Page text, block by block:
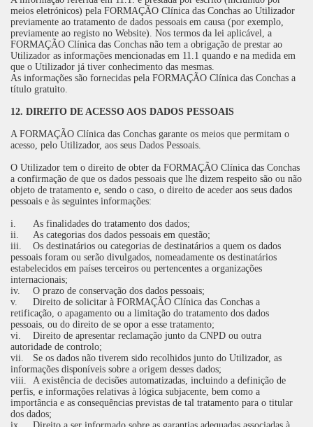
meios eletrónicos) pela FORMAÇÃO Clínica das Conchas ao Utilizador
previamente ao tratamento de dados pessoais em causa (por exemplo,
previamente ao registo no Website). Nos termos da lei aplicável, a
FORMAÇÃO Clínica das Conchas não tem a obrigação de prestar ao
Utilizador as informações mencionadas em 11.1 quando e na medida em
que o Utilizador já tiver conhecimento das mesmas.
As informações são fornecidas pela FORMAÇÃO Clínica das Conchas a
título gratuito.
12. DIREITO DE ACESSO AOS DADOS PESSOAIS
A FORMAÇÃO Clínica das Conchas garante os meios que permitam o
acesso, pelo Utilizador, aos seus Dados Pessoais.
O Utilizador tem o direito de obter da FORMAÇÃO Clínica das Conchas
a confirmação de que os dados pessoais que lhe dizem respeito são ou não
objeto de tratamento e, sendo o caso, o direito de aceder aos seus dados
pessoais e às seguintes informações:
i.
As finalidades do tratamento dos dados;
ii.
As categorias dos dados pessoais em questão;
iii.
Os destinatários ou categorias de destinatários a quem os dados
pessoais foram ou serão divulgados, nomeadamente os destinatários
estabelecidos em países terceiros ou pertencentes a organizações
internacionais;
iv.
O prazo de conservação dos dados pessoais;
v.
Direito de solicitar à FORMAÇÃO Clínica das Conchas a
retificação, o apagamento ou a limitação do tratamento dos dados
pessoais, ou do direito de se opor a esse tratamento;
vi.
Direito de apresentar reclamação junto da CNPD ou outra
autoridade de controlo;
vii.
Se os dados não tiverem sido recolhidos junto do Utilizador, as
informações disponíveis sobre a origem desses dados;
viii.
A existência de decisões automatizadas, incluindo a definição de
perfis, e informações relativas à lógica subjacente, bem como a
importância e as consequências previstas de tal tratamento para o titular
dos dados;